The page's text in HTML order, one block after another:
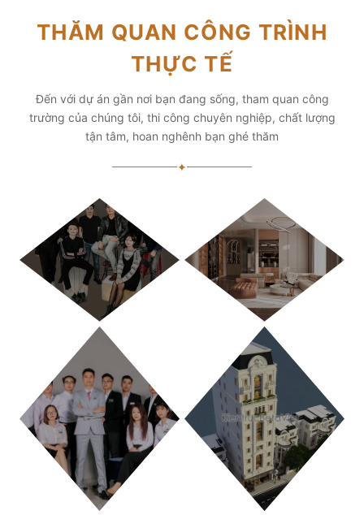
THĂM QUAN CÔNG TRÌNH
THỰC TẾ
Đến với dự án gần nơi bạn đang sống, tham quan công
trường của chúng tôi, thi công chuyên nghiệp, chất lượng
tận tâm, hoan nghênh bạn ghé thăm
✦
TP. HỒ CHÍ MINH